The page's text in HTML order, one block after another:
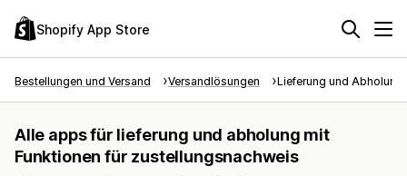
Shopify App Store
Bestellungen und Versand Versandlösungen Lieferung und Abholung
Alle apps für lieferung und abholung mit
Funktionen für zustellungsnachweis